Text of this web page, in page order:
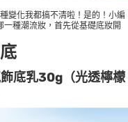
變化我都搞不清啦！是的！小編
種潮流妝，首先從基礎底妝開
底乳30g（光透檸檬